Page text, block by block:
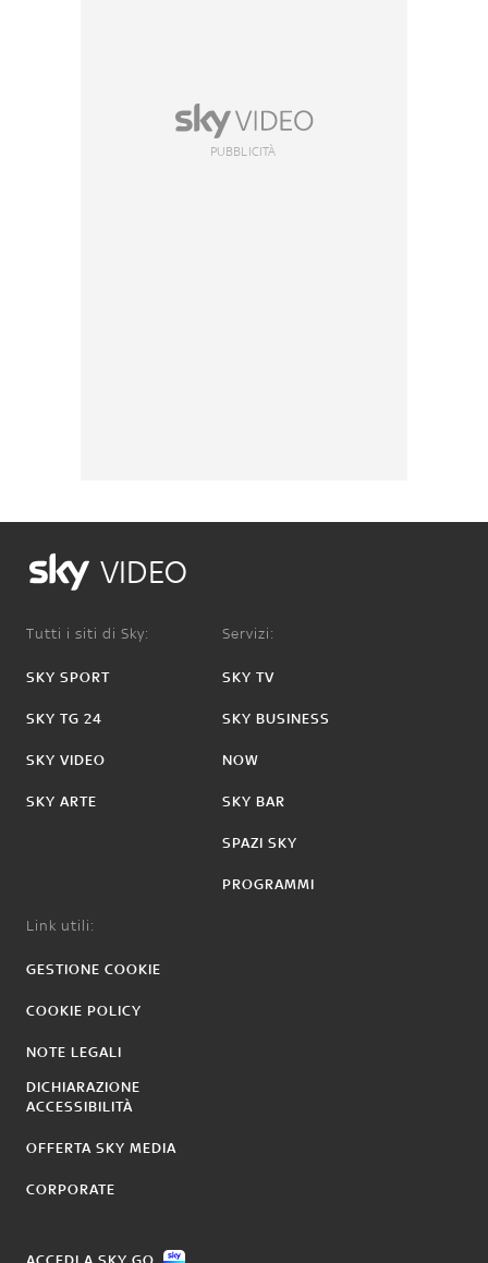
PUBBLICITÀ
VIDEO
Tutti i siti di Sky:
SKY SPORT
SKY TG 24
SKY VIDEO
SKY ARTE
Servizi:
SKY TV
SKY BUSINESS
NOW
SKY BAR
SPAZI SKY
PROGRAMMI
Link utili:
GESTIONE COOKIE
COOKIE POLICY
NOTE LEGALI
DICHIARAZIONE
ACCESSIBILITÀ
OFFERTA SKY MEDIA
CORPORATE